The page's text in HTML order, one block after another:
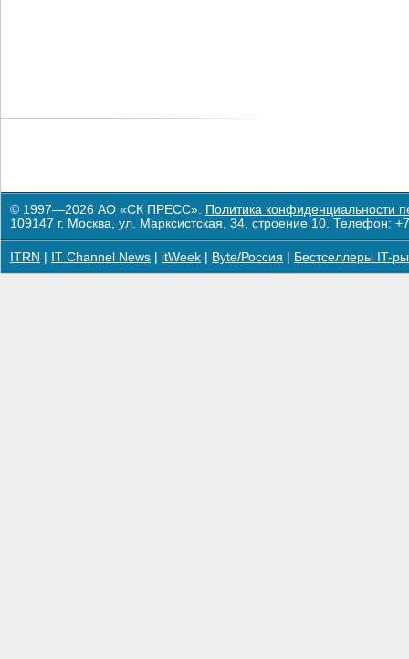
© 1997—2026 АО «СК ПРЕСС». Политика конфиденциальности
109147 г. Москва, ул. Марксистская, 34, строение 10. Телефон:
ITRN IT Channel News itWeek Byte/Россия Бестселлеры IT-